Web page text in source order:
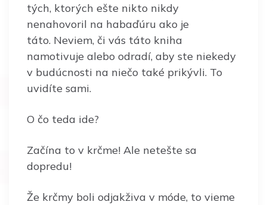
tých, ktorých ešte nikto nikdy
nenahovoril na habaďúru ako je
táto. Neviem, či vás táto kniha
namotivuje alebo odradí, aby ste niekedy
v budúcnosti na niečo také prikývli. To
uvidíte sami.
O čo teda ide?
Začína to v krčme! Ale netešte sa
dopredu!
Že krčmy boli odjakživa v móde, to vieme